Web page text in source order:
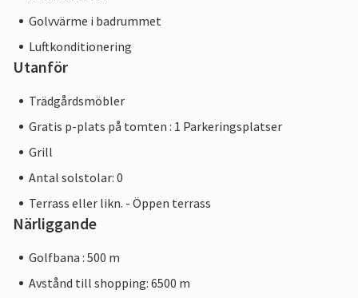
Golvvärme i badrummet
Luftkonditionering
Utanför
Trädgårdsmöbler
Gratis p-plats på tomten : 1 Parkeringsplatser
Grill
Antal solstolar: 0
Terrass eller likn. - Öppen terrass
Närliggande
Golfbana : 500 m
Avstånd till shopping: 6500 m